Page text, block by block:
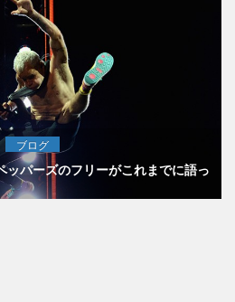
ブログ
ッパーズのフリーがこれまでに語っ